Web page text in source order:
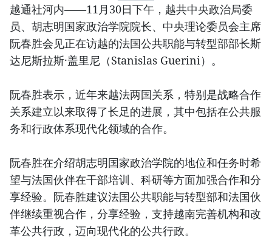
越通社河内——11月30日下午，越共中央政治局委
员、胡志明国家政治学院院长、中央理论委员会主席
阮春胜会见正在访越的法国公共职能与转型部部长斯
达尼斯拉斯·盖里尼（Stanislas Guerini）。
阮春胜表示，近年来越法两国关系，特别是战略合作
关系建立以来取得了长足的进展，其中包括在公共服
务和行政体系现代化领域的合作。
阮春胜在介绍胡志明国家政治学院的地位和任务时希
望与法国伙伴在干部培训、科研等方面加强合作和分
享经验。阮春胜建议法国公共职能与转型部和法国伙
伴继续重视合作，分享经验，支持越南完善机构和改
革公共行政，迈向现代化的公共行政。